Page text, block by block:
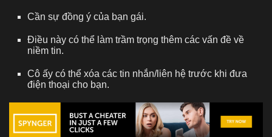
Cần sự đồng ý của bạn gái.
Điều này có thể làm trầm trọng thêm các vấn đề về
niềm tin.
Cô ấy có thể xóa các tin nhắn/liên hệ trước khi đưa
điện thoại cho bạn.